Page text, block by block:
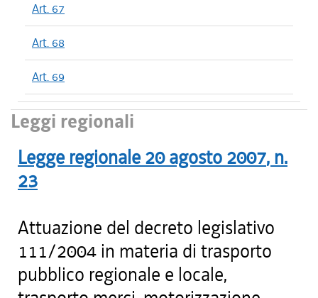
Art. 67
Art. 68
Art. 69
Leggi regionali
Legge regionale 20 agosto 2007, n.
23
Attuazione del decreto legislativo
111/2004 in materia di trasporto
pubblico regionale e locale,